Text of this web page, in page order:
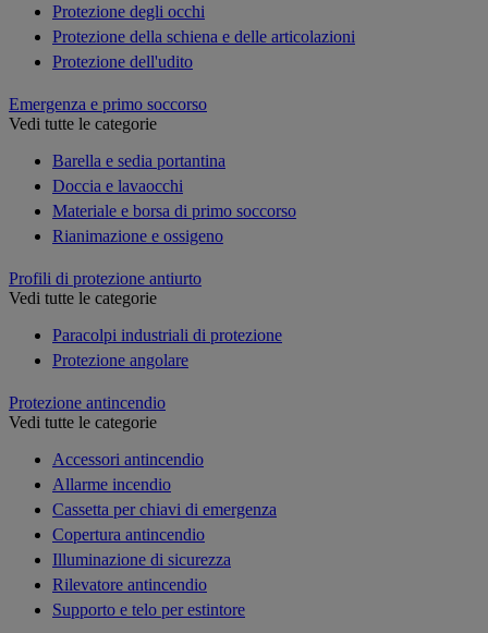
Protezione degli occhi
Protezione della schiena e delle articolazioni
Protezione dell'udito
Emergenza e primo soccorso
Vedi tutte le categorie
Barella e sedia portantina
Doccia e lavaocchi
Materiale e borsa di primo soccorso
Rianimazione e ossigeno
Profili di protezione antiurto
Vedi tutte le categorie
Paracolpi industriali di protezione
Protezione angolare
Protezione antincendio
Vedi tutte le categorie
Accessori antincendio
Allarme incendio
Cassetta per chiavi di emergenza
Copertura antincendio
Illuminazione di sicurezza
Rilevatore antincendio
Supporto e telo per estintore